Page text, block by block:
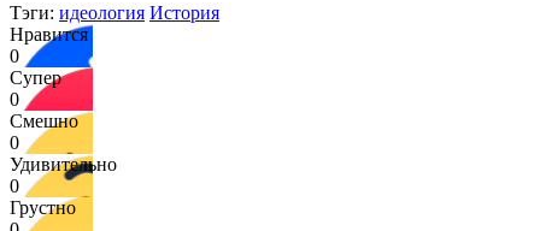
Тэги: идеология История
Нравится
0
Супер
0
Смешно
0
Удивительно
0
Грустно